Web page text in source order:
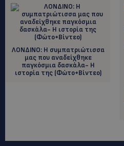
ΛΟΝΔΙΝΟ: Η συμπατριώτισσα
μας που αναδείχθηκε
παγκόσμια δασκάλα- Η
ιστορία της (Φώτο+Βίντεο)